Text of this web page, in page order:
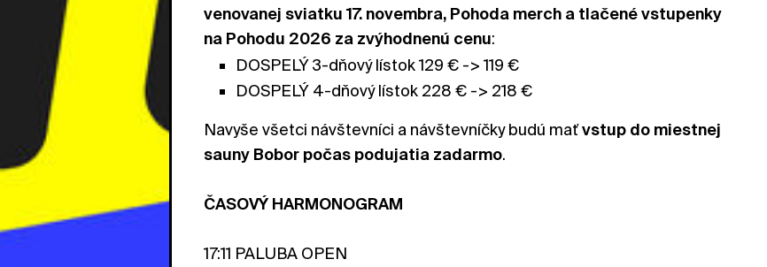
venovanej sviatku 17. novembra, Pohoda merch a tlačené vstupenky
na Pohodu 2026 za zvýhodnenú cenu:
DOSPELÝ 3-dňový lístok 129 € -> 119 €
DOSPELÝ 4-dňový lístok 228 € -> 218 €
Navyše všetci návštevníci a návštevníčky budú maťvstup do miestnej
sauny Bobor počas podujatia zadarmo.
ČASOVÝ HARMONOGRAM
17:11 PALUBA OPEN